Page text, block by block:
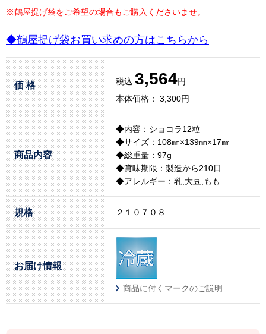
※鶴屋提げ袋をご希望の場合もご購入くださいませ。
◆鶴屋提げ袋お買い求めの方はこちらから
価 格 税込 3,564円
本体価格： 3,300円
商品内容
◆内容：ショコラ12粒
◆サイズ：108㎜×139㎜×17㎜
◆総重量：97g
◆賞味期限：製造から210日
◆アレルギー：乳,大豆,もも
規格 ２１０７０８
お届け情報
商品に付くマークのご説明